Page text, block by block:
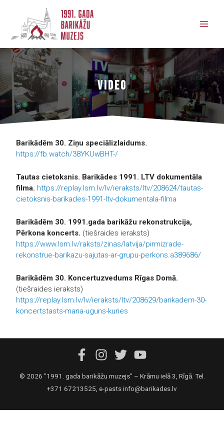
VIDEO
Barikādēm 30. Ziņu speciālizlaidums.
https://fb.watch/38YKUwBHT-/
Tautas cietoksnis. Barikādes 1991. LTV dokumentāla
filma. https://replay.lsm.lv/lv/ieraksts/ltv/208624/tautas-
cietoksnis-barikades-1991-ltv-dokumentala-filma
Barikādēm 30. 1991.gada barikāžu rekonstrukcija,
Pērkona koncerts. (tiešraides ieraksts)
https://www.lsm.lv/raksts/zinas/latvija/pirmizrade-
rekonstrue-barikazu-sajutas-ar-grupu-perkons.a389686/
Barikādēm 30. Koncertuzvedums Rīgas Domā.
(tiešraides ieraksts)
https://replay.lsm.lv/lv/ieraksts/ltv/208629/barikadem-30-
koncertstasts-mana-uguns-kuries
© 2026 "1991. gada barikāžu muzejs" – Krāmu ielā 3, Rīgā. Tel.
+371 67213525, e-pasts info@barikades.lv